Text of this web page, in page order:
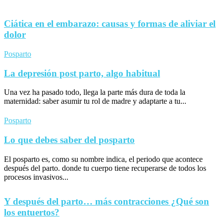
Ciática en el embarazo: causas y formas de aliviar el
dolor
Posparto
La depresión post parto, algo habitual
Una vez ha pasado todo, llega la parte más dura de toda la
maternidad: saber asumir tu rol de madre y adaptarte a tu...
Posparto
Lo que debes saber del posparto
El posparto es, como su nombre indica, el periodo que acontece
después del parto. donde tu cuerpo tiene recuperarse de todos los
procesos invasivos...
Y después del parto… más contracciones ¿Qué son
los entuertos?